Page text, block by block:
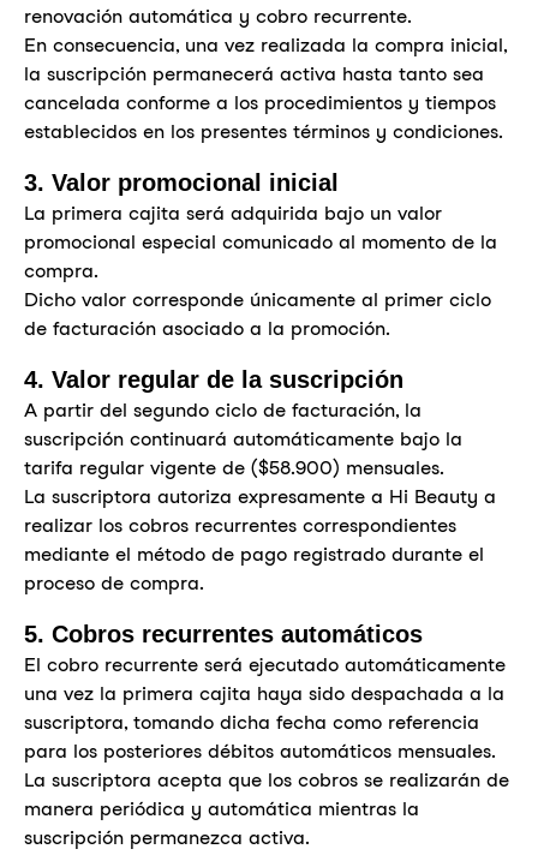
renovación automática y cobro recurrente.
En consecuencia, una vez realizada la compra inicial,
la suscripción permanecerá activa hasta tanto sea
cancelada conforme a los procedimientos y tiempos
establecidos en los presentes términos y condiciones.
3. Valor promocional inicial
La primera cajita será adquirida bajo un valor
promocional especial comunicado al momento de la
compra.
Dicho valor corresponde únicamente al primer ciclo
de facturación asociado a la promoción.
4. Valor regular de la suscripción
A partir del segundo ciclo de facturación, la
suscripción continuará automáticamente bajo la
tarifa regular vigente de ($58.900) mensuales.
La suscriptora autoriza expresamente a Hi Beauty a
realizar los cobros recurrentes correspondientes
mediante el método de pago registrado durante el
proceso de compra.
5. Cobros recurrentes automáticos
El cobro recurrente será ejecutado automáticamente
una vez la primera cajita haya sido despachada a la
suscriptora, tomando dicha fecha como referencia
para los posteriores débitos automáticos mensuales.
La suscriptora acepta que los cobros se realizarán de
manera periódica y automática mientras la
suscripción permanezca activa.